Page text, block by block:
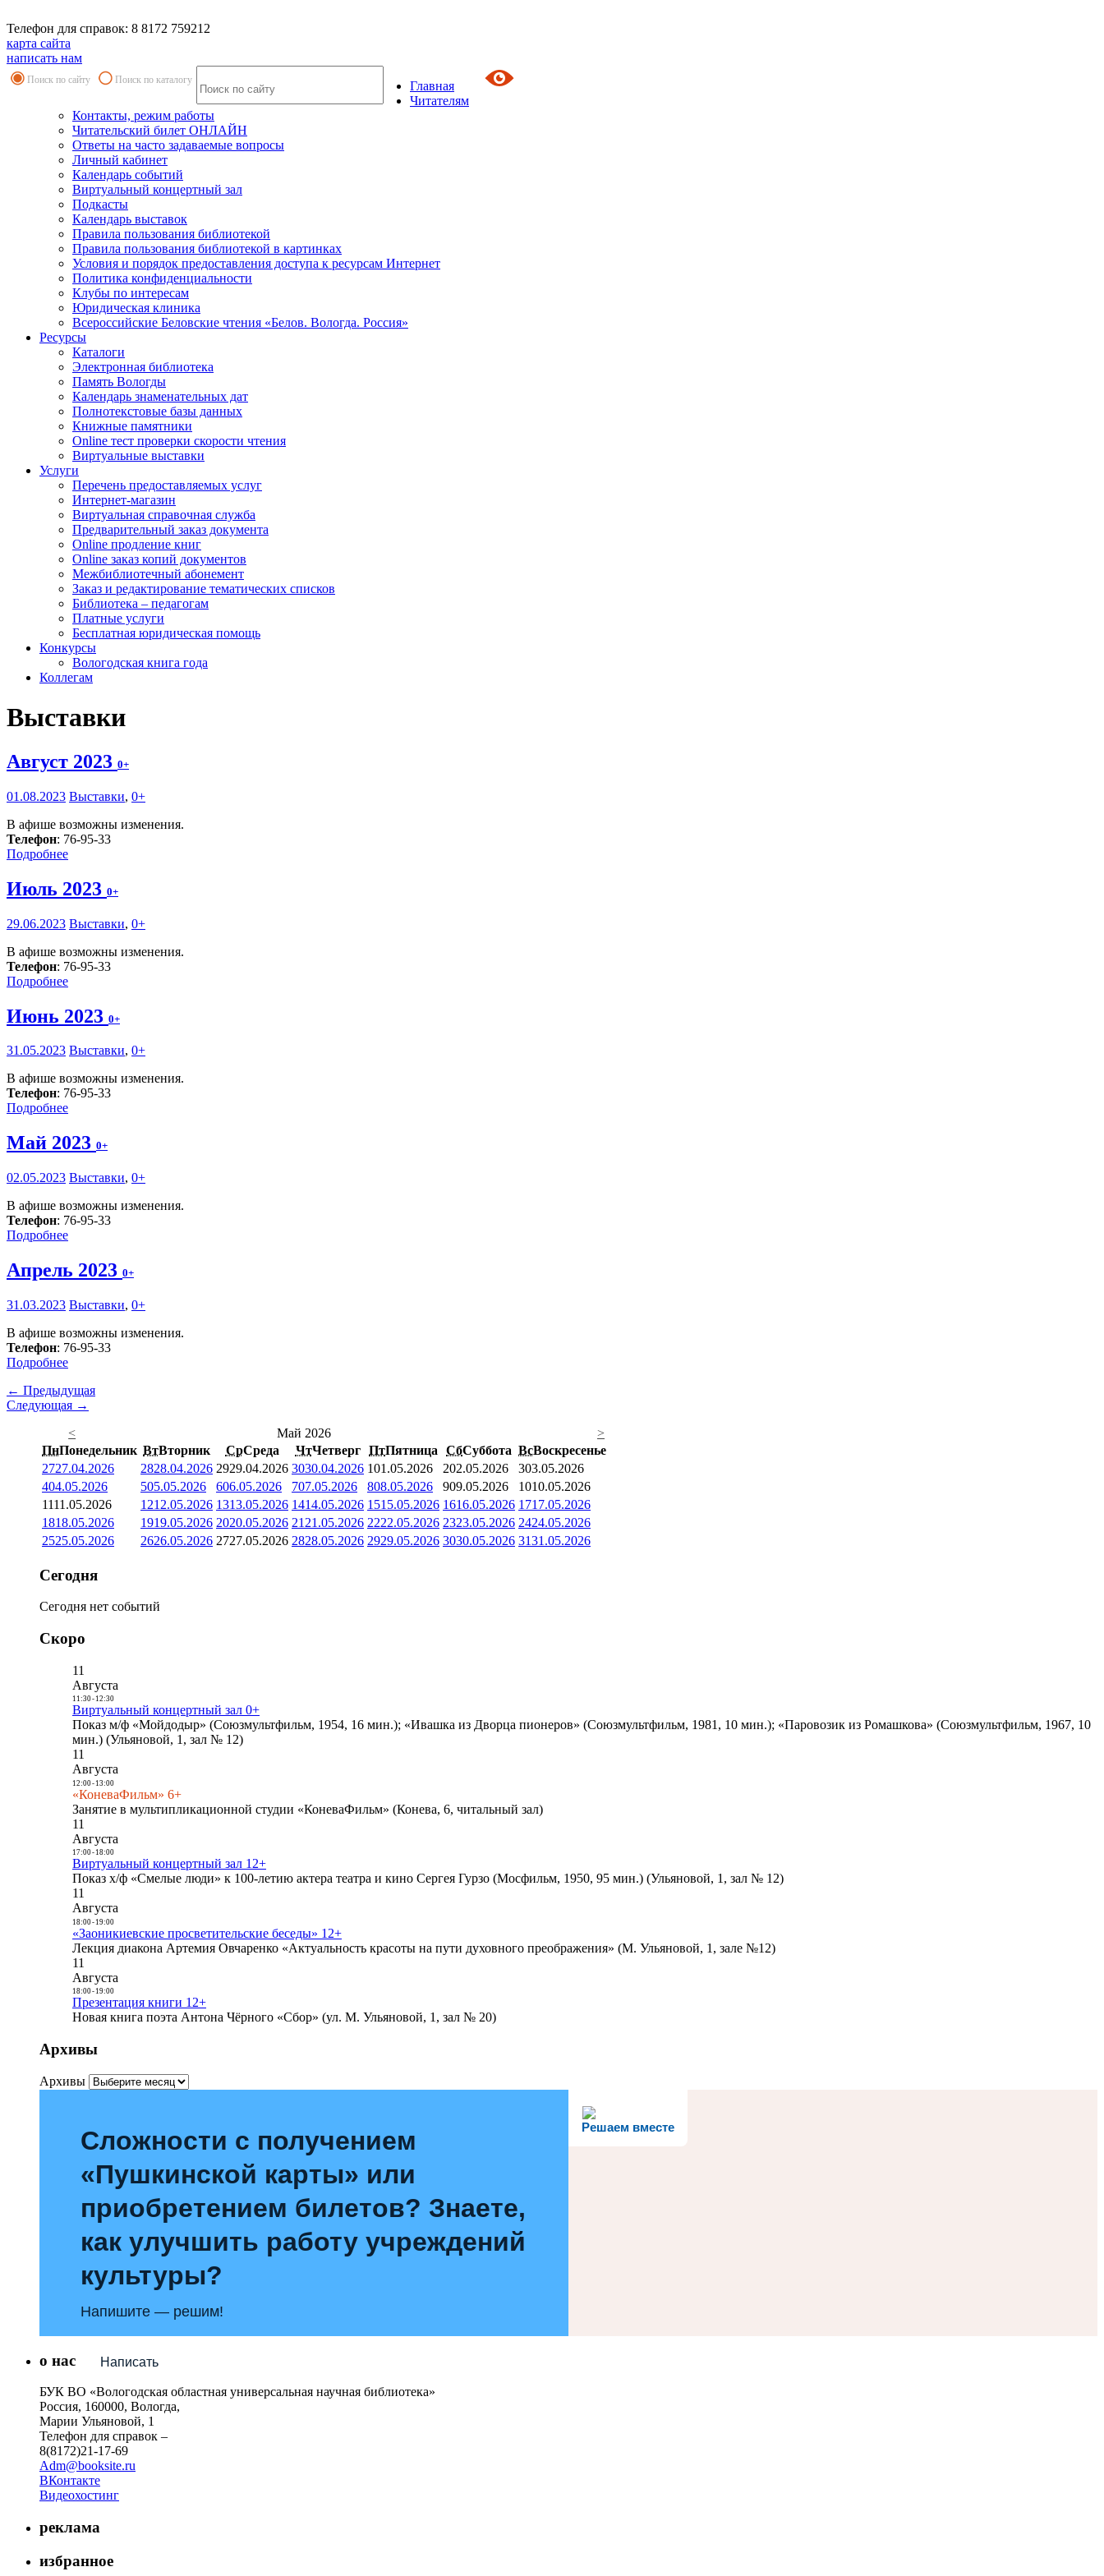
Телефон для справок: 8 8172 759212
карта сайта
написать нам
Поиск по сайту Поиск по каталогу
Главная
Читателям
Контакты, режим работы
Читательский билет ОНЛАЙН
Ответы на часто задаваемые вопросы
Личный кабинет
Календарь событий
Виртуальный концертный зал
Подкасты
Календарь выставок
Правила пользования библиотекой
Правила пользования библиотекой в картинках
Условия и порядок предоставления доступа к ресурсам Интернет
Политика конфиденциальности
Клубы по интересам
Юридическая клиника
Всероссийские Беловские чтения «Белов. Вологда. Россия»
Ресурсы
Каталоги
Электронная библиотека
Память Вологды
Календарь знаменательных дат
Полнотекстовые базы данных
Книжные памятники
Online тест проверки скорости чтения
Виртуальные выставки
Услуги
Перечень предоставляемых услуг
Интернет-магазин
Виртуальная справочная служба
Предварительный заказ документа
Online продление книг
Online заказ копий документов
Межбиблиотечный абонемент
Заказ и редактирование тематических списков
Библиотека – педагогам
Платные услуги
Бесплатная юридическая помощь
Конкурсы
Вологодская книга года
Коллегам
Выставки
Август 2023 0+
01.08.2023 Выставки, 0+
В афише возможны изменения.
Телефон: 76-95-33
Подробнее
Июль 2023 0+
29.06.2023 Выставки, 0+
В афише возможны изменения.
Телефон: 76-95-33
Подробнее
Июнь 2023 0+
31.05.2023 Выставки, 0+
В афише возможны изменения.
Телефон: 76-95-33
Подробнее
Май 2023 0+
02.05.2023 Выставки, 0+
В афише возможны изменения.
Телефон: 76-95-33
Подробнее
Апрель 2023 0+
31.03.2023 Выставки, 0+
В афише возможны изменения.
Телефон: 76-95-33
Подробнее
← Предыдущая
Следующая →
<
Май 2026
>
ПнПонедельник ВтВторник СрСреда ЧтЧетверг ПтПятница СбСуббота ВсВоскресенье
2727.04.2026 2828.04.2026 2929.04.2026 3030.04.2026 101.05.2026 202.05.2026 303.05.2026
404.05.2026 505.05.2026 606.05.2026 707.05.2026 808.05.2026 909.05.2026 1010.05.2026
1111.05.2026 1212.05.2026 1313.05.2026 1414.05.2026 1515.05.2026 1616.05.2026 1717.05.2026
1818.05.2026 1919.05.2026 2020.05.2026 21 21.05.2026 2222.05.2026 2323.05.2026 2424.05.2026
2525.05.2026 2626.05.2026 2727.05.2026 2828.05.2026 2929.05.2026 3030.05.2026 3131.05.2026
Сегодня
Сегодня нет событий
Скоро
11
Августа
11:30- 12:30
Виртуальный концертный зал 0+
Показ м/ф «Мойдодыр» (Союзмультфильм, 1954, 16 мин.); «Ивашка из Дворца пионеров» (Союзмультфильм, 1981, 10 мин.); «Паровозик из Ромашкова» (Союзмультфильм, 1967, 10
мин.) (Ульяновой, 1, зал № 12)
11
Августа
12:00- 13:00
«КоневаФильм» 6+
Занятие в мультипликационной студии «КоневаФильм» (Конева, 6, читальный зал)
11
Августа
17:00- 18:00
Виртуальный концертный зал 12+
Показ х/ф «Смелые люди» к 100-летию актера театра и кино Сергея Гурзо (Мосфильм, 1950, 95 мин.) (Ульяновой, 1, зал № 12)
11
Августа
18:00- 19:00
«Заоникиевские просветительские беседы» 12+
Лекция диакона Артемия Овчаренко «Актуальность красоты на пути духовного преображения» (М. Ульяновой, 1, зале №12)
11
Августа
18:00- 19:00
Презентация книги 12+
Новая книга поэта Антона Чёрного «Сбор» (ул. М. Ульяновой, 1, зал № 20)
Архивы
Архивы
Решаем вместе
Сложности с получением
«Пушкинской карты» или
приобретением билетов? Знаете,
как улучшить работу учреждений
культуры?
Напишите — решим!
Написать
о нас
БУК ВО «Вологодская областная универсальная научная библиотека»
Россия, 160000, Вологда,
Марии Ульяновой, 1
Телефон для справок –
8(8172)21-17-69
Adm@booksite.ru
ВКонтакте
Видеохостинг
реклама
избранное